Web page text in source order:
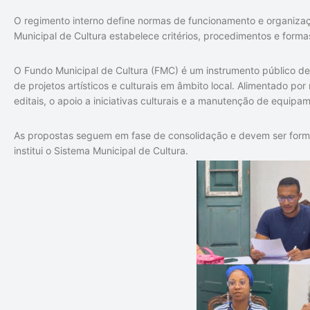
O regimento interno define normas de funcionamento e
Municipal de Cultura estabelece critérios, procedimentos e
O Fundo Municipal de Cultura (FMC) é um instrumento público
de projetos artísticos e culturais em âmbito local. Alimentado
editais, o apoio a iniciativas culturais e a manutenção de
As propostas seguem em fase de consolidação e devem ser
institui o Sistema Municipal de Cultura.